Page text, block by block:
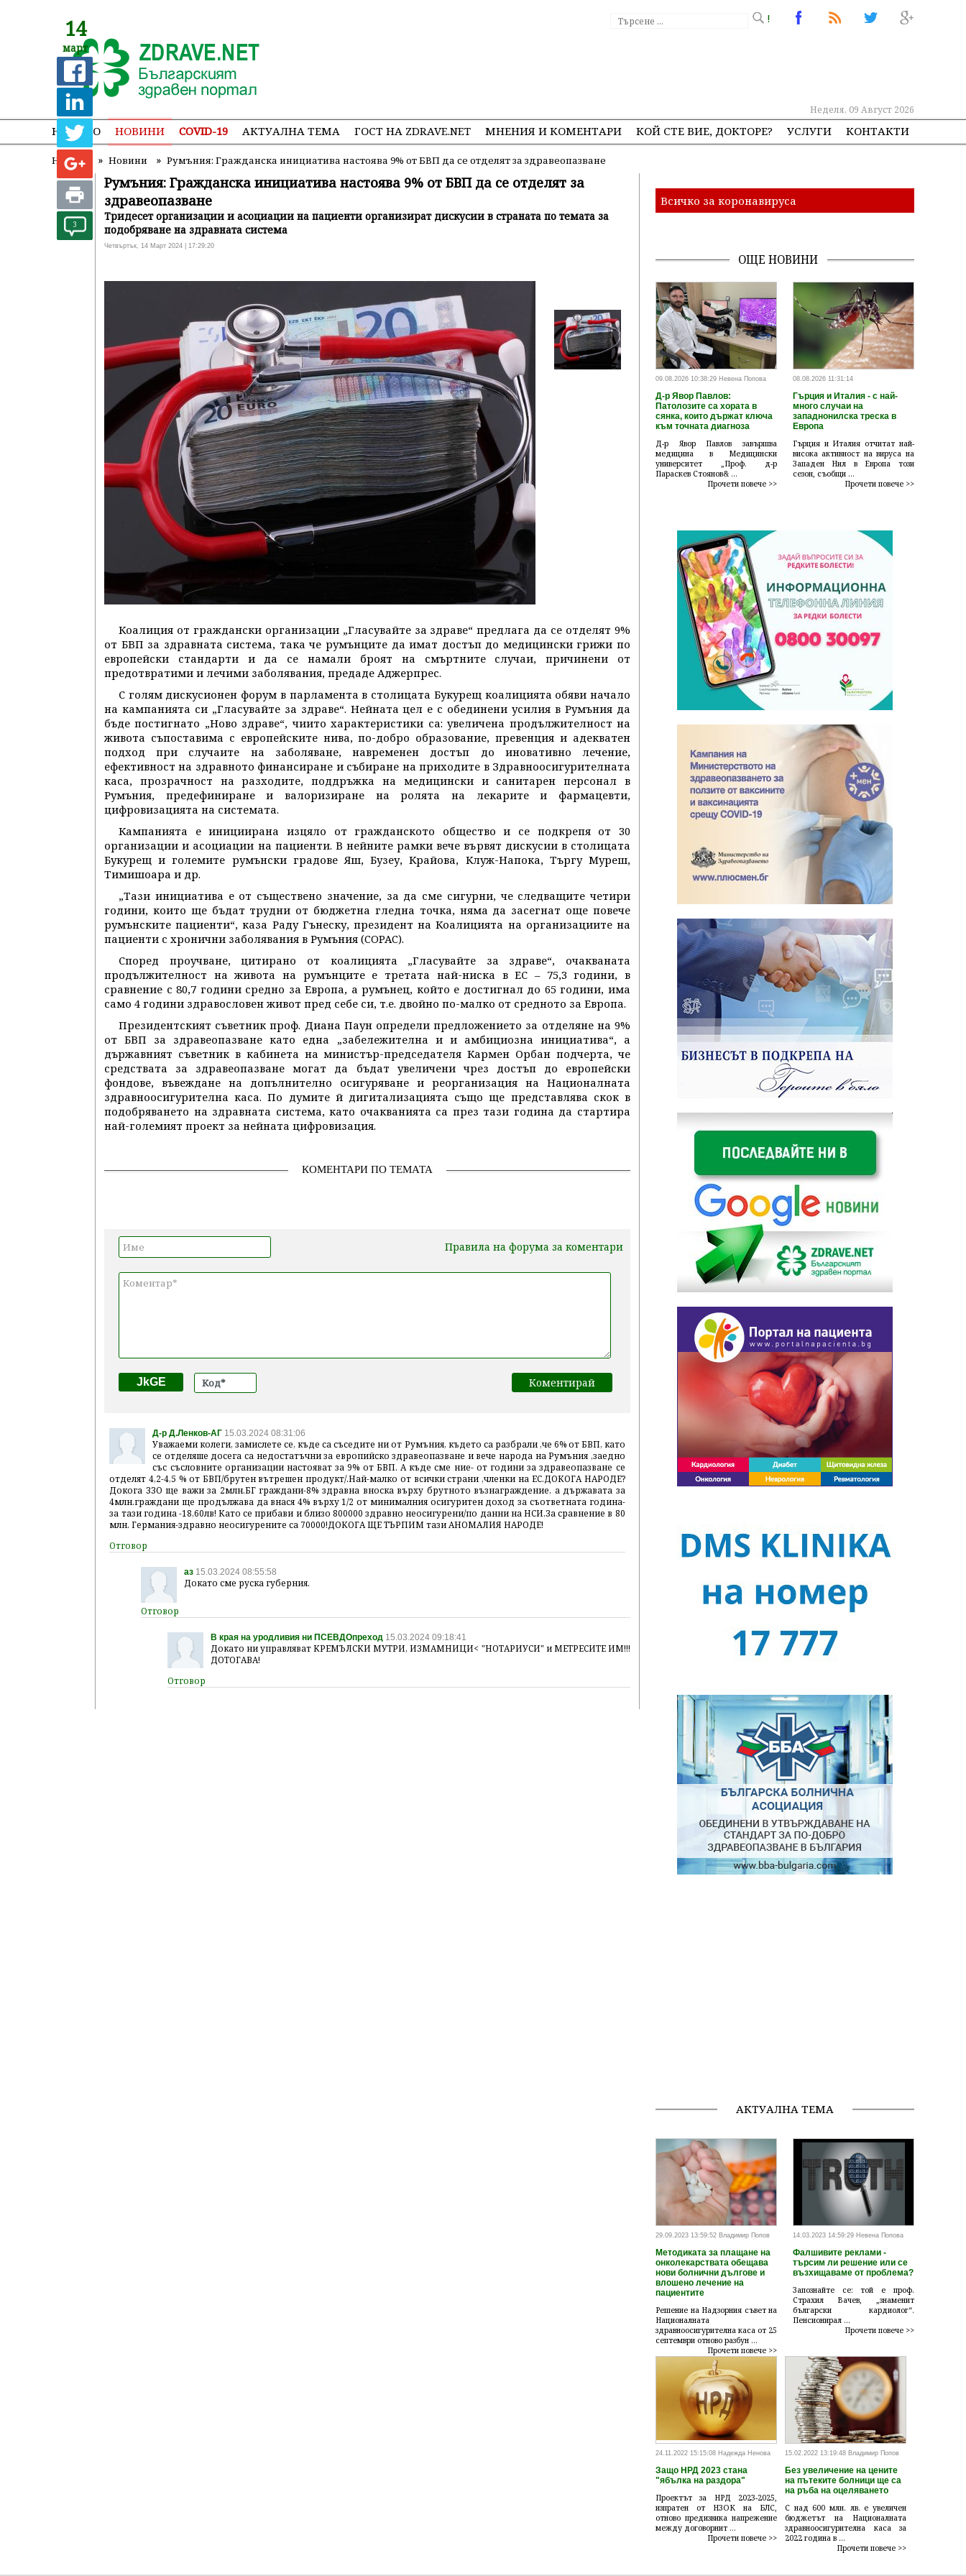
!
Неделя, 09 Август 2026
НАЧАЛО НОВИНИ COVID-19 АКТУАЛНА ТЕМА ГОСТ НА ZDRAVE.NET МНЕНИЯ И КОМЕНТАРИ КОЙ СТЕ ВИЕ, ДОКТОРЕ? УСЛУГИ КОНТАКТИ
Начало » Новини » Румъния: Гражданска инициатива настоява 9% от БВП да се отделят за здравеопазване
14
март
3
Румъния: Гражданска инициатива настоява 9% от БВП да се отделят за
здравеопазване
Тридесет организации и асоциации на пациенти организират дискусии в страната по темата за
подобряване на здравната система
Четвъртък, 14 Март 2024 | 17:29:20
Коалиция от граждански организации „Гласувайте за здраве“ предлага да се отделят 9%
от БВП за здравната система, така че румънците да имат достъп до медицински грижи по
европейски стандарти и да се намали броят на смъртните случаи, причинени от
предотвратими и лечими заболявания, предаде Аджерпрес.
С голям дискусионен форум в парламента в столицата Букурещ коалицията обяви начало
на кампанията си „Гласувайте за здраве“. Нейната цел е с обединени усилия в Румъния да
бъде постигнато „Ново здраве“, чиито характеристики са: увеличена продължителност на
живота съпоставима с европейските нива, по-добро образование, превенция и адекватен
подход при случаите на заболяване, навременен достъп до иновативно лечение,
ефективност на здравното финансиране и събиране на приходите в Здравноосигурителната
каса, прозрачност на разходите, поддръжка на медицински и санитарен персонал в
Румъния, предефиниране и валоризиране на ролята на лекарите и фармацевти,
цифровизацията на системата.
Кампанията е инициирана изцяло от гражданското общество и се подкрепя от 30
организации и асоциации на пациенти. В нейните рамки вече вървят дискусии в столицата
Букурещ и големите румънски градове Яш, Бузеу, Крайова, Клуж-Напока, Търгу Муреш,
Тимишоара и др.
„Тази инициатива е от съществено значение, за да сме сигурни, че следващите четири
години, които ще бъдат трудни от бюджетна гледна точка, няма да засегнат още повече
румънските пациенти“, каза Раду Гънеску, президент на Коалицията на организациите на
пациенти с хронични заболявания в Румъния (COPAC).
Според проучване, цитирано от коалицията „Гласувайте за здраве“, очакваната
продължителност на живота на румънците е третата най-ниска в ЕС – 75,3 години, в
сравнение с 80,7 години средно за Европа, а румънец, който е достигнал до 65 години, има
само 4 години здравословен живот пред себе си, т.е. двойно по-малко от средното за Европа.
Президентският съветник проф. Диана Паун определи предложението за отделяне на 9%
от БВП за здравеопазване като една „забележителна и и амбициозна инициатива“, а
държавният съветник в кабинета на министър-председателя Кармен Орбан подчерта, че
средствата за здравеопазване могат да бъдат увеличени чрез достъп до европейски
фондове, въвеждане на допълнително осигуряване и реорганизация на Националната
здравноосигурителна каса. По думите й дигитализацията също ще представлява скок в
подобряването на здравната система, като очакванията са през тази година да стартира
най-големият проект за нейната цифровизация.
КОМЕНТАРИ ПО ТЕМАТА
Правила на форума за коментари
JkGE
Д-р Д.Ленков-АГ 15.03.2024 08:31:06
Уважаеми колеги, замислете се, къде са съседите ни от Румъния, където са разбрали ,че 6% от БВП, като
се отделяше досега са недостатъчни за европийско здравеопазване и вече народа на Румъния ,заедно
със съсловните организации настояват за 9% от БВП. А къде сме ние- от години за здравеопазване се
отделят 4,2-4,5 % от БВП/брутен вътрешен продукт/.Най-малко от всички страни ,членки на ЕС.ДОКОГА НАРОДЕ?
Докога ЗЗО ще важи за 2млн.БГ граждани-8% здравна вноска върху брутното възнаграждение, а държавата за
4млн.граждани ще продължава да внася 4% върху 1/2 от минималния осигуритен доход за съответната година-
за тази година -18,60лв! Като се прибави и близо 800000 здравно неосигурени/по данни на НСИ.За сравнение в 80
млн. Германия-здравно неосигурените са 70000!ДОКОГА ЩЕ ТЪРПИМ тази АНОМАЛИЯ НАРОДЕ!
аз 15.03.2024 08:55:58
Докато сме руска губерния.
В края на уродливия ни ПСЕВДОпреход15.03.2024 09:18:41
Докато ни управляват КРЕМЪЛСКИ МУТРИ, ИЗМАМНИЦИ< "НОТАРИУСИ" и МЕТРЕСИТЕ ИМ!!!
ДОТОГАВА!
Всичко за коронавируса
ОЩЕ НОВИНИ
09.08.2026 10:38:29 Невена Попова
Д-р Явор Павлов:
Патолозите са хората в
сянка, които държат ключа
към точната диагноза
Д-р Явор Павлов завършва
медицина в Медицински
университет „Проф. д-р
Параскев Стоянов& ...
Прочети повече >>
08.08.2026 11:31:14
Гърция и Италия - с най-
много случаи на
западнонилска треска в
Европа
Гърция и Италия отчитат най-
висока активност на вируса на
Западен Нил в Европа този
сезон, съобщи ...
Прочети повече >>
АКТУАЛНА ТЕМА
29.09.2023 13:59:52 Владимир Попов
Методиката за плащане на
онколекарствата обещава
нови болнични дългове и
влошено лечение на
пациентите
Решение на Надзорния съвет на
Националната
здравноосигурителна каса от 25
септември отново разбун ...
Прочети повече >>
14.03.2023 14:59:29 Невена Попова
Фалшивите реклами -
търсим ли решение или се
възхищаваме от проблема?
Запознайте се: той е проф.
Страхил Вачев, „знаменит
български кардиолог“.
Пенсионирал ...
Прочети повече >>
24.11.2022 15:15:08 Надежда Ненова
Защо НРД 2023 стана
"ябълка на раздора"
Проектът за НРД 2023-2025,
изпратен от НЗОК на БЛС,
отново предизвика напрежение
между договорнит ...
Прочети повече >>
15.02.2022 13:19:48 Владимир Попов
Без увеличение на цените
на пътеките болници ще са
на ръба на оцеляването
С над 600 млн. лв. е увеличен
бюджетът на Националната
здравноосигурителна каса за
2022 година в ...
Прочети повече >>